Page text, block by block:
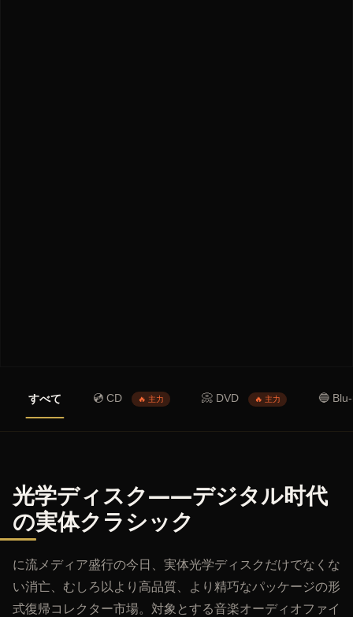
すべて 💿 CD 🔥 主力 📀 DVD 🔥 主力 🔵
光学ディスク——デジタル时代
の実体クラシック
に流メディア盛行の今日、実体光学ディスクだけでなくな
い消亡、むしろ以より高品質、より精巧なパッケージの形
式復帰コレクター市場。対象とする音楽オーディオファイ